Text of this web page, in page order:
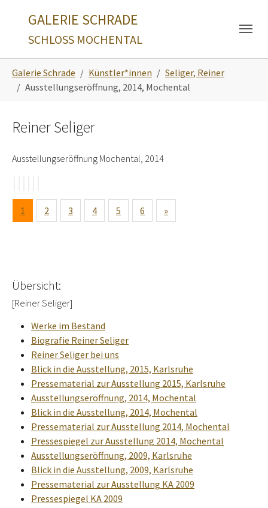
GALERIE SCHRADE
SCHLOSS MOCHENTAL
Galerie Schrade Künstler*innen
Seliger, Reiner
Ausstellungseröffnung, 2014, Mochental
Reiner Seliger
Ausstellungseröffnung Mochental, 2014
1 2 3 4 5 6 »
Übersicht:
[Reiner Seliger]
Werke im Bestand
Biografie Reiner Seliger
Reiner Seliger bei uns
Blick in die Ausstellung, 2015, Karlsruhe
Pressematerial zur Ausstellung 2015, Karlsruhe
Ausstellungseröffnung, 2014, Mochental
Blick in die Ausstellung, 2014, Mochental
Pressematerial zur Ausstellung 2014, Mochental
Pressespiegel zur Ausstellung 2014, Mochental
Ausstellungseröffnung, 2009, Karlsruhe
Blick in die Ausstellung, 2009, Karlsruhe
Pressematerial zur Ausstellung KA 2009
Pressespiegel KA 2009